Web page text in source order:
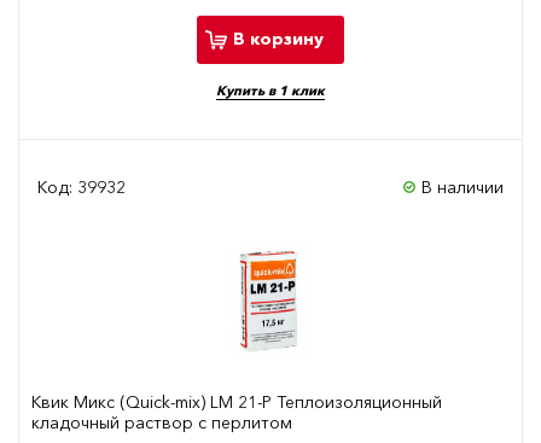
В корзину
Купить в 1 клик
Код: 39932 В наличии
Квик Микс (Quick-mix) LM 21-P Теплоизоляционный
кладочный раствор с перлитом